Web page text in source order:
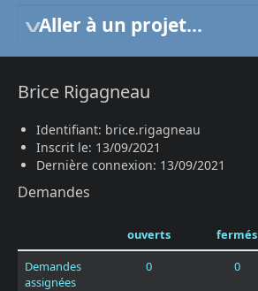
Aller à un projet...
Brice Rigagneau
Identifiant: brice.rigagneau
Inscrit le: 13/09/2021
Dernière connexion: 13/09/2021
Demandes
ouverts fermés
Demandes
assignées
0 0